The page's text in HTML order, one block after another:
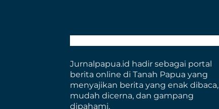
Jurnalpapua.id hadir sebagai portal
berita online di Tanah Papua yang
menyajikan berita yang enak dibaca,
mudah dicerna, dan gampang
dipahami.